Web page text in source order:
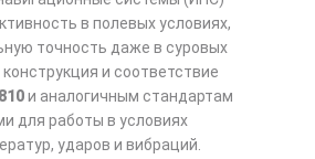
в полевых условиях,
точность даже в суровых
и соответствие
и аналогичным стандартам
для работы в условиях
ударов и вибраций.